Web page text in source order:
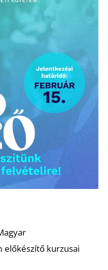
előkészítő kurzusai